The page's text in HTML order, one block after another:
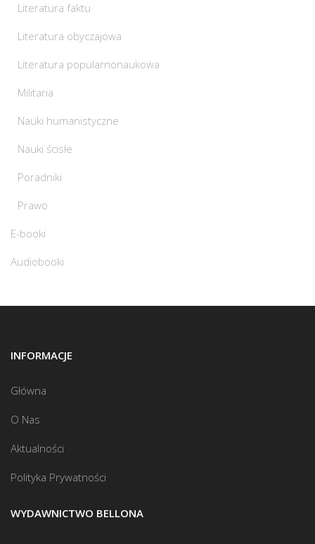
Literatura faktu
Literatura obyczajowa
Literatura popularnonaukowa
Militaria
Nauki humanistyczne
Nauki ścisłe
Poradniki
Prawo
E-booki
Audiobooki
INFORMACJE
Główna
O Nas
Aktualności
Polityka Prywatności
WYDAWNICTWO BELLONA